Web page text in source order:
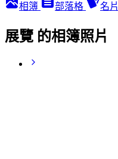
相簿 部落格 名片
展覽 的相簿照片